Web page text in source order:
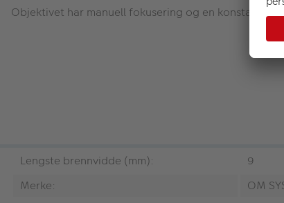
Objektivet har manuell fokusering og en konstant
Lengste brennvidde (mm):
9
Merke:
OM